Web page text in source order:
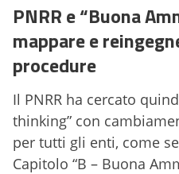
PNRR e “Buona
mappare e
procedure
Il PNRR ha cercato
thinking” con
per tutti gli enti, come
Capitolo “B – Buona